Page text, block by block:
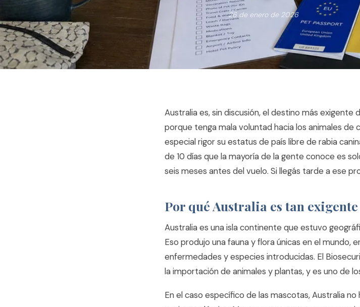
26 de enero de 2026
Australia es, sin discusión, el destino más
porque tenga mala voluntad hacia los animales
especial rigor su estatus de país libre de rabia
de 10 días que la mayoría de la gente conoce es
seis meses antes del vuelo. Si llegás tarde a ese
Por qué Australia es tan exigente
Australia es una isla continente que estuvo
Eso produjo una fauna y flora únicas en el mundo,
enfermedades y especies introducidas. El
la importación de animales y plantas, y es uno de
En el caso específico de las mascotas, Australia